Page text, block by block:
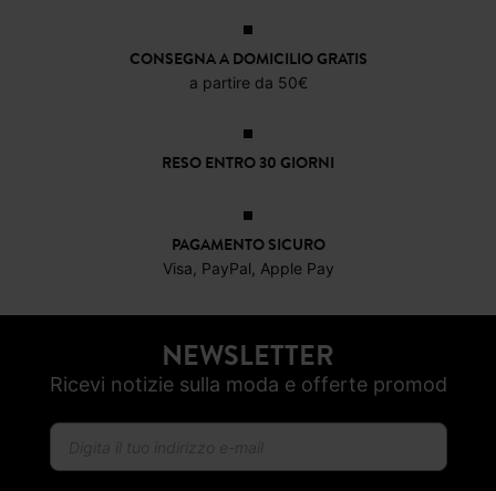
CONSEGNA A DOMICILIO GRATIS
a partire da 50€
RESO ENTRO 30 GIORNI
PAGAMENTO SICURO
Visa, PayPal, Apple Pay
NEWSLETTER
Ricevi notizie sulla moda e offerte promod